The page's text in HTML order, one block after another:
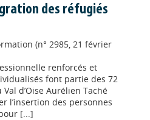
des réfugiés
(n° 2985, 21 février
renforcés et
font partie des 72
d’Oise Aurélien Taché
l’insertion des personnes
[...]